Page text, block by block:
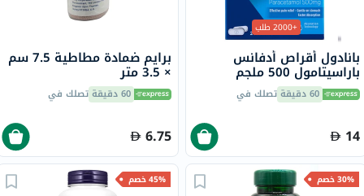
+2000 طلب
بانادول أقراص أدفانس
باراسيتامول 500 ملجم
قرص 60 دقيقة تصلك في
14
برايم ضمادة مطاطية 7.5 سم
× 3.5 متر
60 دقيقة تصلك في
6.75
30% خصم 45% خصم